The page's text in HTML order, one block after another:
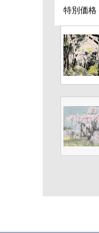
特別価格